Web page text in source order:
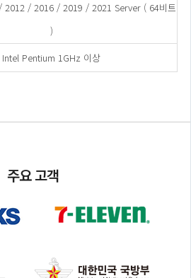
2012 / 2016 / 2019 / 2021 Server ( 64비트
)
Intel Pentium 1GHz 이상
주요 고객